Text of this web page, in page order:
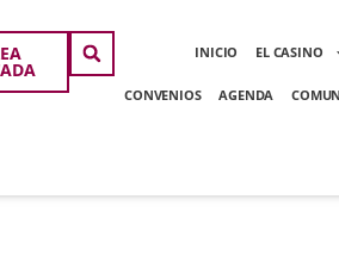
INICIO EL CASINO
CONVENIOS AGENDA